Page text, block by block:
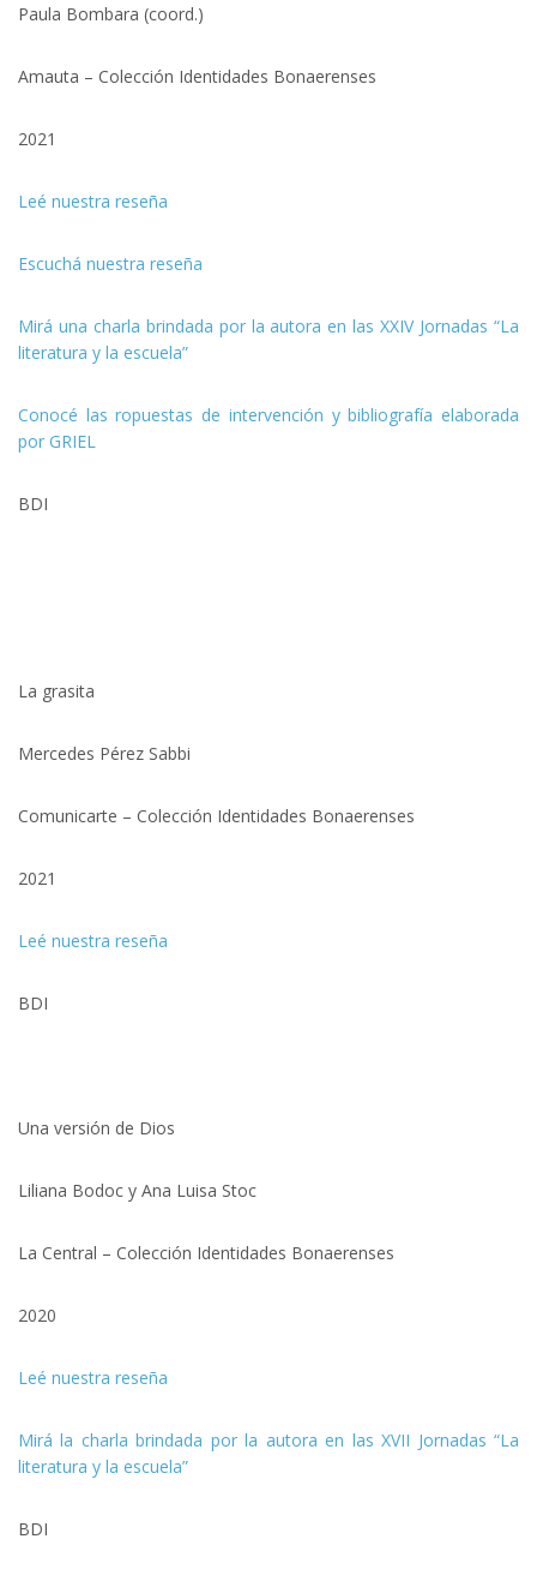
Paula Bombara (coord.)
Amauta – Colección Identidades Bonaerenses
2021
Leé nuestra reseña
Escuchá nuestra reseña
Mirá una charla brindada por la autora en las XXIV Jornadas “La
literatura y la escuela”
Conocé las ropuestas de intervención y bibliografía elaborada
por GRIEL
BDI
La grasita
Mercedes Pérez Sabbi
Comunicarte – Colección Identidades Bonaerenses
2021
Leé nuestra reseña
BDI
Una versión de Dios
Liliana Bodoc y Ana Luisa Stoc
La Central – Colección Identidades Bonaerenses
2020
Leé nuestra reseña
Mirá la charla brindada por la autora en las XVII Jornadas “La
literatura y la escuela”
BDI